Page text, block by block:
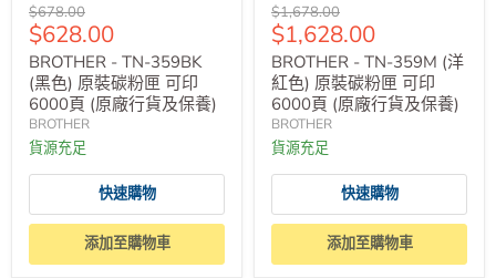
原
價
$678.00
售
價
$628.00
BROTHER - TN-359BK
(黑色) 原裝碳粉匣 可印
6000頁 (原廠行貨及保養)
BROTHER
貨源充足
快速購物
添加至購物車
原
價
$1,678.00
售
價
$1,628.00
BROTHER - TN-359M (洋
紅色) 原裝碳粉匣 可印
6000頁 (原廠行貨及保養)
BROTHER
貨源充足
快速購物
添加至購物車